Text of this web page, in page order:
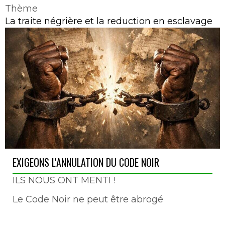
Thème
La traite négrière et la reduction en esclavage
EXIGEONS L'ANNULATION DU CODE NOIR
ILS NOUS ONT MENTI !
Le Code Noir ne peut être abrogé